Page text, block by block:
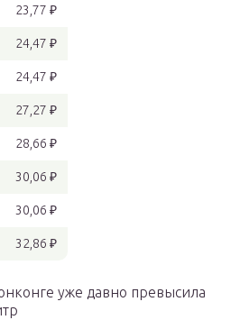
23,77 ₽
24,47 ₽
24,47 ₽
27,27 ₽
28,66 ₽
30,06 ₽
30,06 ₽
32,86 ₽
уже давно превысила